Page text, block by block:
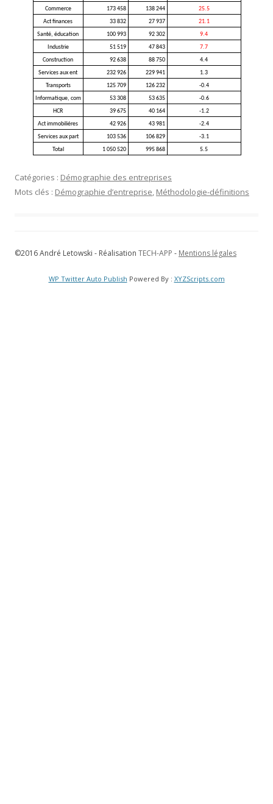
Commerce
173 458 138 244
25.5
Act finances
33 832 27 937
21.1
Santé, éducation
100 993 92 302
9.4
Industrie
51 519 47 843
7.7
Construction
92 638 88 750
4.4
Services aux ent
232 926 229 941
1.3
Transports
125 709 126 232
-0.4
Informatique, com
53 308 53 635
-0.6
HCR
39 675 40 164
-1.2
Act immobiliéres
42 926 43 981
-2.4
Services aux part
103 536 106 829
-3.1
Total
1 050 520 995 868 5.5
Catégories : Démographie des entreprises
Mots clés : Démographie d’entreprise, Méthodologie-définitions
©2016 André Letowski - Réalisation TECH-APP - Mentions légales
WP Twitter Auto Publish Powered By : XYZScripts.com